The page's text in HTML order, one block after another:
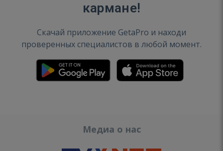
кармане!
Скачай приложение GetaPro и находи
проверенных специалистов в любой момент.
Медиа о нас